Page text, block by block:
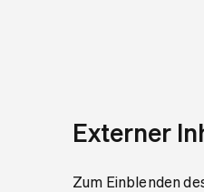
Externer
Zum Einblenden